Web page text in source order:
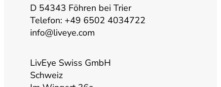
b
g
D 54343 Föhren bei Trier
Telefon: +49 6502 4034722
info@liveye.com
LivEye Swiss GmbH
Schweiz